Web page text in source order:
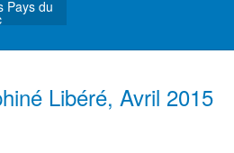
Libéré, Avril 2015